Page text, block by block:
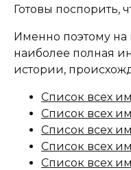
Готовы поспорить,
Именно поэтому на
наиболее полная
истории,
Список всех
Список всех
Список всех
Список всех
Список всех